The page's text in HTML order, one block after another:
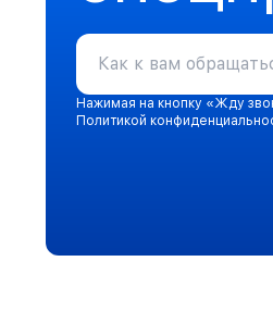
Нажимая на кнопку «Жду
Политикой